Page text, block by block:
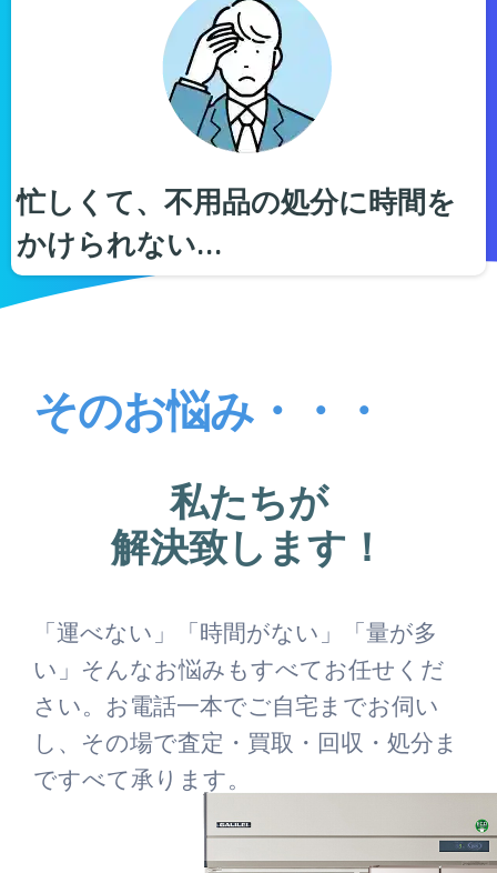
忙しくて、不用品の処分に時間を
かけられない…
そのお悩み・・・
私たちが
解決致します！
「運べない」「時間がない」「量が多
い」そんなお悩みもすべてお任せくだ
さい。お電話一本でご自宅までお伺い
し、その場で査定・買取・回収・処分ま
ですべて承ります。